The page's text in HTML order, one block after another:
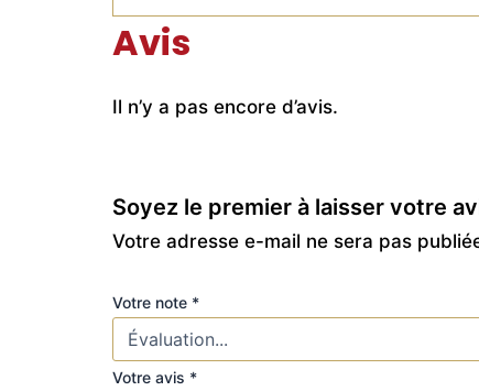
Avis
Il n’y a pas encore d’avis.
Votre adresse e-mail ne sera pas
Votre note *
Votre avis *